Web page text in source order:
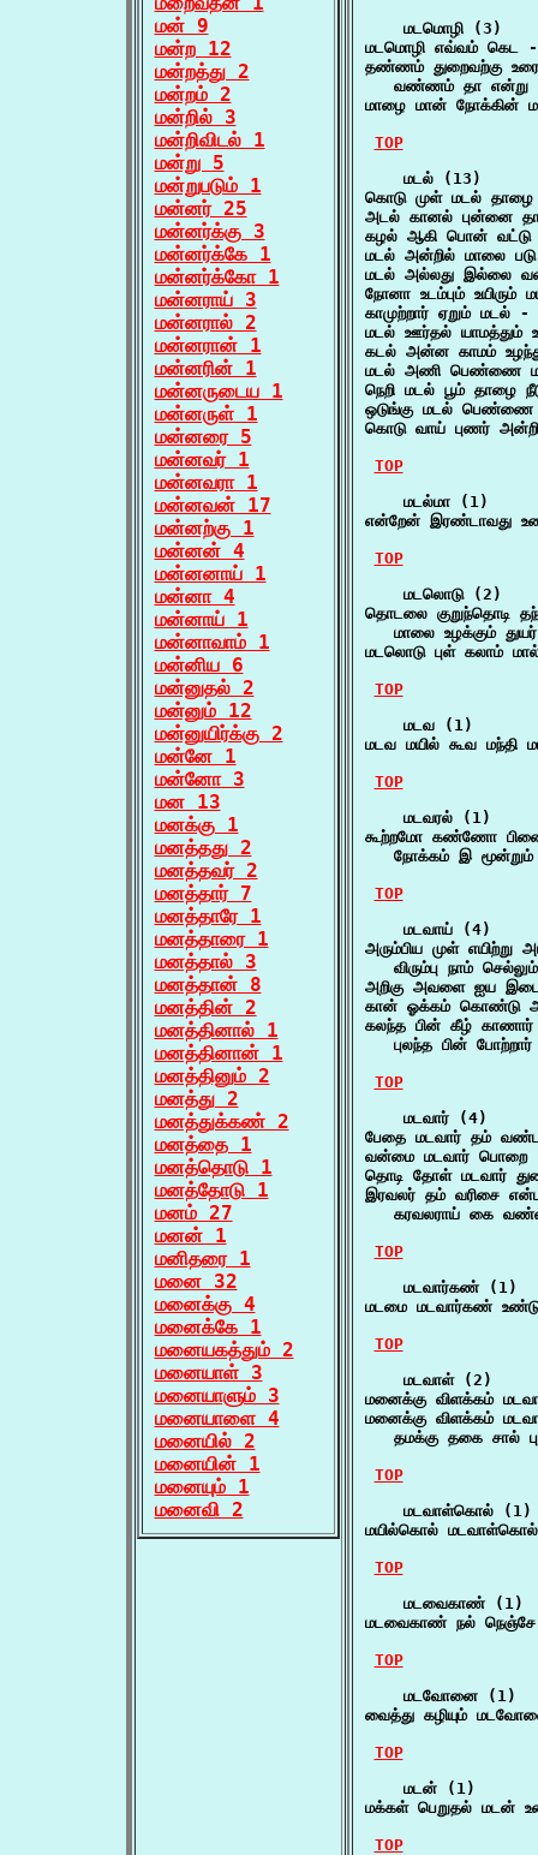
மன் 9
மன்ற 12
மன்றத்து 2
மன்றம் 2
மன்றில் 3
மன்றிவிடல் 1
மன்று 5
மன்றுபடும் 1
மன்னர் 25
மன்னர்க்கு 3
மன்னர்க்கே 1
மன்னர்க்கோ 1
மன்னராய் 3
மன்னரால் 2
மன்னரான் 1
மன்னரின் 1
மன்னருடைய 1
மன்னருள் 1
மன்னரை 5
மன்னவர் 1
மன்னவரா 1
மன்னவன் 17
மன்னற்கு 1
மன்னன் 4
மன்னனாய் 1
மன்னா 4
மன்னாய் 1
மன்னாவாம் 1
மன்னிய 6
மன்னுதல் 2
மன்னும் 12
மன்னுயிர்க்கு 2
மன்னே 1
மன்னோ 3
மன 13
மனக்கு 1
மனத்தது 2
மனத்தவர் 2
மனத்தார் 7
மனத்தாரே 1
மனத்தாரை 1
மனத்தால் 3
மனத்தான் 8
மனத்தின் 2
மனத்தினால் 1
மனத்தினான் 1
மனத்தினும் 2
மனத்து 2
மனத்துக்கண் 2
மனத்தை 1
மனத்தொடு 1
மனத்தோடு 1
மனம் 27
மனன் 1
மனிதரை 1
மனை 32
மனைக்கு 4
மனைக்கே 1
மனையகத்தும் 2
மனையாள் 3
மனையாளும் 3
மனையாளை 4
மனையில் 2
மனையின் 1
மனையும் 1
மனைவி 2
    மடமொழி (3)
மடமொழி எவ்வம் கெட
தண்ணம் துறைவற்கு
வண்ணம் தா என்று
மாழை மான் நோக்கின்
TOP
    மடல் (13)
கொடு முள் மடல்
அடல் கானல் புன்னை
கழல் ஆகி பொன்
மடல் அன்றில் மாலை
மடல் அல்லது இல்லை
நோனா உடம்பும் உயிரும்
காமுற்றார் ஏறும் மடல் -
மடல் ஊர்தல் யாமத்தும்
கடல் அன்ன காமம்
மடல் அணி பெண்ணை
நெறி மடல் பூம் தாழை
ஒடுங்கு மடல்
கொடு வாய் புணர்
TOP
    மடல்மா (1)
என்றேன் இரண்டாவது
TOP
    மடலொடு (2)
தொடலை குறுந்தொடி
மாலை உழக்கும்
மடலொடு புள் கலாம்
TOP
    மடவ (1)
மடவ மயில் கூவ மந்தி
TOP
    மடவரல் (1)
கூற்றமோ கண்ணோ
நோக்கம் இ மூன்றும்
TOP
    மடவாய் (4)
அரும்பிய முள்
விரும்பு நாம்
அறிகு அவளை ஐய
கான் ஓக்கம் கொண்டு
கலந்த பின் கீழ்
புலந்த பின் போற்றார்
TOP
    மடவார் (4)
பேதை மடவார் தம்
வன்மை மடவார் பொறை
தொடி தோள் மடவார்
இரவலர் தம் வரிசை
கரவலராய் கை
TOP
    மடவார்கண் (1)
மடமை மடவார்கண்
TOP
    மடவாள் (2)
மனைக்கு விளக்கம்
மனைக்கு விளக்கம்
தமக்கு தகை சால்
TOP
    மடவாள்கொல் (1)
மயில்கொல்
TOP
    மடவைகாண் (1)
மடவைகாண் நல்
TOP
    மடவோனை (1)
வைத்து கழியும்
TOP
    மடன் (1)
மக்கள் பெறுதல் மடன்
TOP